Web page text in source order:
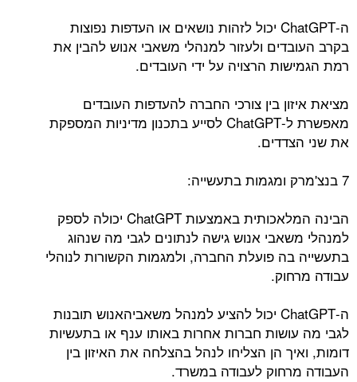
ה-ChatGPT יכול לזהות נושאים או העדפות נפוצות
בקרב העובדים ולעזור למנהלי משאבי אנוש להבין את
רמת הגמישות הרצויה על ידי העובדים.
מציאת איזון בין צורכי החברה להעדפות העובדים
מאפשרת ל-ChatGPT לסייע בתכנון מדיניות המספקת
את שני הצדדים.
7 בנצ'מרק ומגמות בתעשייה:
הבינה המלאכותית באמצעות ChatGPT יכולה לספק
למנהלי משאבי אנוש גישה לנתונים לגבי מה שנהוג
בתעשייה בה פועלת החברה, ולמגמות הקשורות לנוהלי
עבודה מרחוק.
ה-ChatGPT יכול להציע למנהל משאביהאנוש תובנות
לגבי מה עושות חברות אחרות באותו ענף או בתעשיות
דומות, ואיך הן הצליחו לנהל בהצלחה את האיזון בין
העבודה מרחוק לעבודה במשרד.